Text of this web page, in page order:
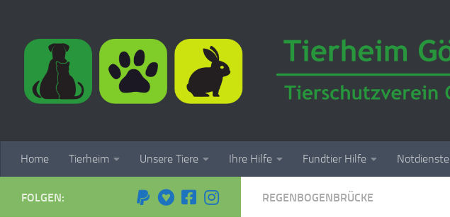
Home Tierheim Unsere Tiere Ihre Hilfe Fundtier Hilfe Notdienste
REGENBOGENBRÜCKE
FOLGEN: